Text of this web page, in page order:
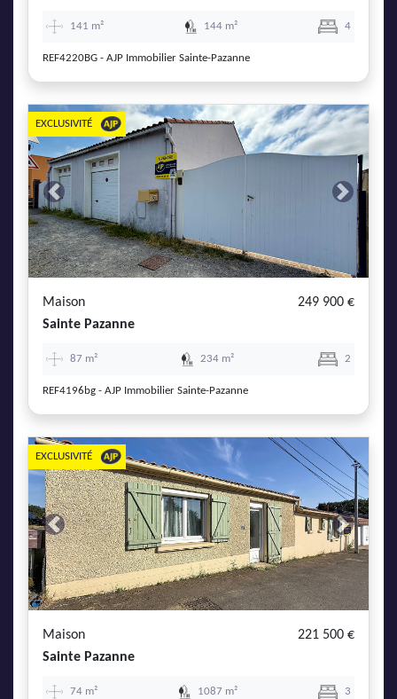
141 m² 144 m² 4
REF4220BG - AJP Immobilier Sainte-Pazanne
Previous Next
EXCLUSIVITÉ
Maison
249 900 €
Sainte Pazanne
87 m² 234 m² 2
REF4196bg - AJP Immobilier Sainte-Pazanne
Previous Next
EXCLUSIVITÉ
Maison
221 500 €
Sainte Pazanne
74 m² 1087 m² 3